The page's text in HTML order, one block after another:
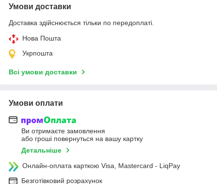
Умови доставки
Доставка здійснюється тільки по передоплаті.
Нова Пошта
Укрпошта
Всі умови доставки
Умови оплати
Ви отримаєте замовлення
або гроші повернуться на вашу картку
Детальніше
Онлайн-оплата карткою Visa, Mastercard - LiqPay
Безготівковий розрахунок